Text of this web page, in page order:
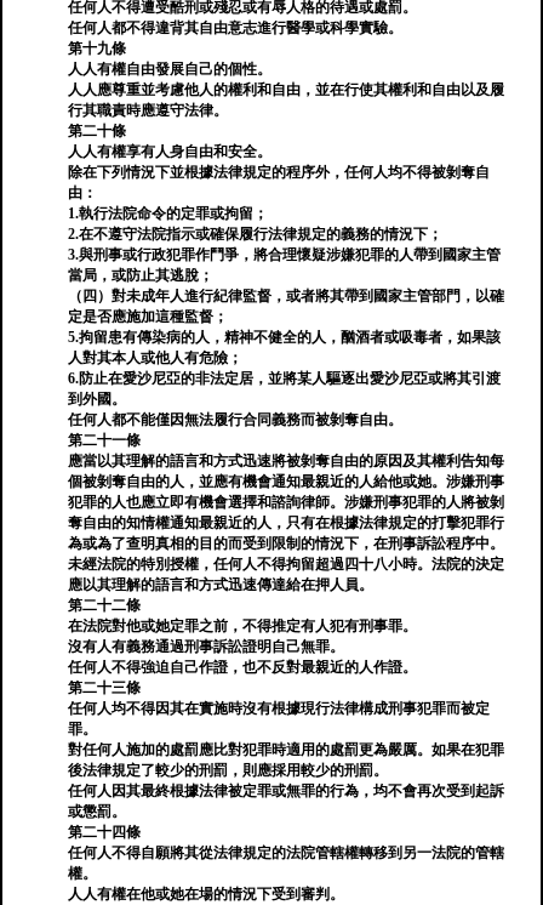
任何人不得遭受酷刑或殘忍或有辱人格的待遇或處罰。
任何人都不得違背其自由意志進行醫學或科學實驗。
第十九條
人人有權自由發展自己的個性。
人人應尊重並考慮他人的權利和自由，並在行使其權利和自由以及履
行其職責時應遵守法律。
第二十條
人人有權享有人身自由和安全。
除在下列情況下並根據法律規定的程序外，任何人均不得被剝奪自
由：
1.執行法院命令的定罪或拘留；
2.在不遵守法院指示或確保履行法律規定的義務的情況下；
3.與刑事或行政犯罪作鬥爭，將合理懷疑涉嫌犯罪的人帶到國家主管
當局，或防止其逃脫；
（四）對未成年人進行紀律監督，或者將其帶到國家主管部門，以確
定是否應施加這種監督；
5.拘留患有傳染病的人，精神不健全的人，酗酒者或吸毒者，如果該
人對其本人或他人有危險；
6.防止在愛沙尼亞的非法定居，並將某人驅逐出愛沙尼亞或將其引渡
到外國。
任何人都不能僅因無法履行合同義務而被剝奪自由。
第二十一條
應當以其理解的語言和方式迅速將被剝奪自由的原因及其權利告知每
個被剝奪自由的人，並應有機會通知最親近的人給他或她。涉嫌刑事
犯罪的人也應立即有機會選擇和諮詢律師。涉嫌刑事犯罪的人將被剝
奪自由的知情權通知最親近的人，只有在根據法律規定的打擊犯罪行
為或為了查明真相的目的而受到限制的情況下，在刑事訴訟程序中。
未經法院的特別授權，任何人不得拘留超過四十八小時。法院的決定
應以其理解的語言和方式迅速傳達給在押人員。
第二十二條
在法院對他或她定罪之前，不得推定有人犯有刑事罪。
沒有人有義務通過刑事訴訟證明自己無罪。
任何人不得強迫自己作證，也不反對最親近的人作證。
第二十三條
任何人均不得因其在實施時沒有根據現行法律構成刑事犯罪而被定
罪。
對任何人施加的處罰應比對犯罪時適用的處罰更為嚴厲。如果在犯罪
後法律規定了較少的刑罰，則應採用較少的刑罰。
任何人因其最終根據法律被定罪或無罪的行為，均不會再次受到起訴
或懲罰。
第二十四條
任何人不得自願將其從法律規定的法院管轄權轉移到另一法院的管轄
權。
人人有權在他或她在場的情況下受到審判。